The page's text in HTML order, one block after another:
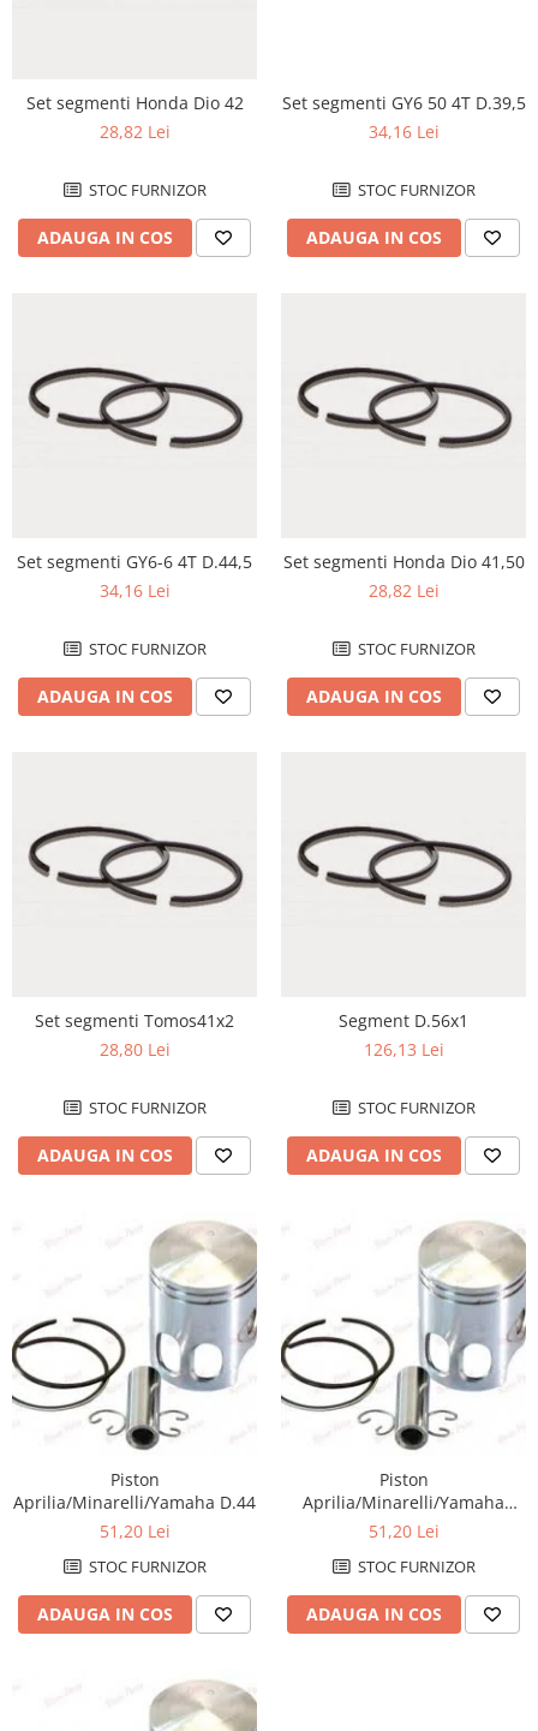
Manete
Oglinzi
Protectii Ghidon
Protectii maini / Kit-uri
Aripa spate
Capac filtru aer
Plastic numar
Protectii furca/telescop
Scut Motor
Spatar
Suport numar
Butuc roata
Jante
Suspensie
Amortizoare fata
Amortizoare spate
Protectii telescoape
Abtibilde / Stickere
Banda ornament janta
Kit abtibilde
Protectie Jug
Protectie Rezervor
Accesorii puig
Directie
Bieleta
Pivoti
Set segmenti Honda Dio 42
28,82 Lei
STOC FURNIZOR
ADAUGA IN COS
Set segmenti GY6 50 4T D.39,5
34,16 Lei
STOC FURNIZOR
ADAUGA IN COS
Set segmenti GY6-6 4T D.44,5
34,16 Lei
STOC FURNIZOR
ADAUGA IN COS
Set segmenti Honda Dio 41,50
28,82 Lei
STOC FURNIZOR
ADAUGA IN COS
Set segmenti Tomos41x2
28,80 Lei
STOC FURNIZOR
ADAUGA IN COS
Segment D.56x1
126,13 Lei
STOC FURNIZOR
ADAUGA IN COS
Piston
Aprilia/Minarelli/Yamaha D.44
51,20 Lei
STOC FURNIZOR
ADAUGA IN COS
Piston
Aprilia/Minarelli/Yamaha
D.43,50
51,20 Lei
STOC FURNIZOR
ADAUGA IN COS